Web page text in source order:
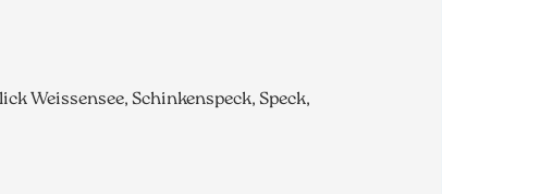
Weissensee, Schinkenspeck, Speck,